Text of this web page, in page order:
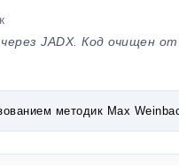
JADX. Код очищен
методик Max